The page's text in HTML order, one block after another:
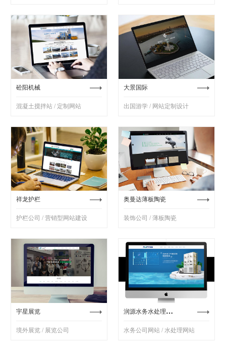
砼阳机械
混凝土搅拌站 / 定制网站
大景国际
出国游学 / 网站定制设计
祥龙护栏
护栏公司 / 营销型网站建设
奥曼达薄板陶瓷
装饰公司 / 薄板陶瓷
宇星展览
境外展览 / 展览公司
润源水务水处理网站
水务公司网站 / 水处理网站